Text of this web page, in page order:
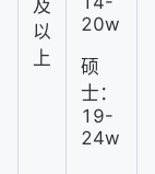
及
以
上
20w
硕
士：
19-
24w